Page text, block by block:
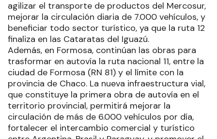
agilizar el transporte de productos del Mercosur,
mejorar la circulación diaria de 7.000 vehículos, y
beneficiar todo sector turístico, ya que la ruta 12
finaliza en las Cataratas del Iguazú.
Además, en Formosa, continúan las obras para
trasformar en autovía la ruta nacional 11, entre la
ciudad de Formosa (RN 81) y el límite con la
provincia de Chaco. La nueva infraestructura vial,
que constituye la primera obra de autovía en el
territorio provincial, permitirá mejorar la
circulación de más de 6.000 vehículos por día,
fortalecer el intercambio comercial y turístico